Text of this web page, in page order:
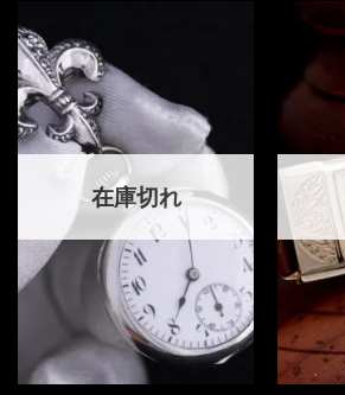
在庫切れ